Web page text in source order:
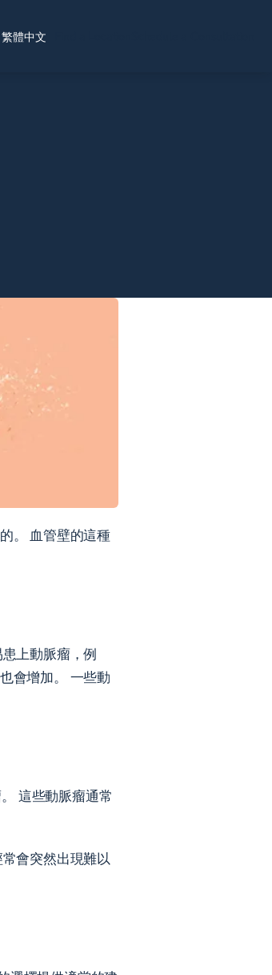
繁體中文
。 血管壁的這種
上動脈瘤，例
會增加。 一些動
這些動脈瘤通常
會突然出現難以